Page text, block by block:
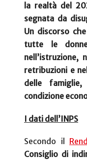
la realtà del
segnata da
Un discorso
tutte le
nell’istruzione,
retribuzioni e
delle
condizione
I dati dell’INPS
Secondo il
Consiglio di